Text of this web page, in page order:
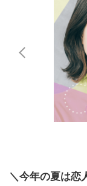
＼今年の夏は恋